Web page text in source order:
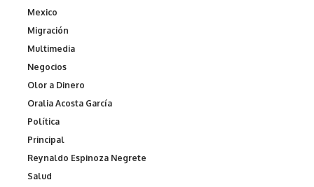
Mexico
Migración
Multimedia
Negocios
Olor a Dinero
Oralia Acosta García
Política
Principal
Reynaldo Espinoza Negrete
Salud